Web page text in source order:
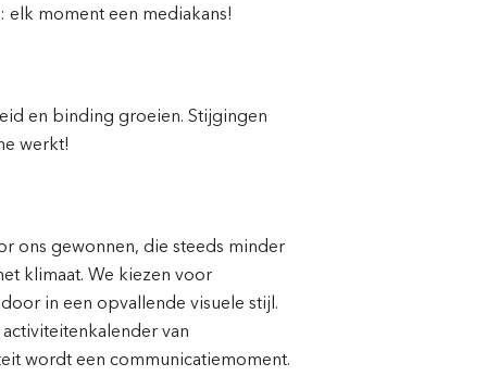
moment een mediakans!
en binding groeien. Stijgingen
werkt!
ons gewonnen, die steeds minder
klimaat. We kiezen voor
in een opvallende visuele stijl.
van
wordt een communicatiemoment.